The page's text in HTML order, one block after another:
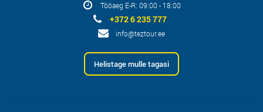
Tööaeg E-R: 09:00 - 18:00
+372 6 235 777
info@teztour.ee
Helistage mulle tagasi